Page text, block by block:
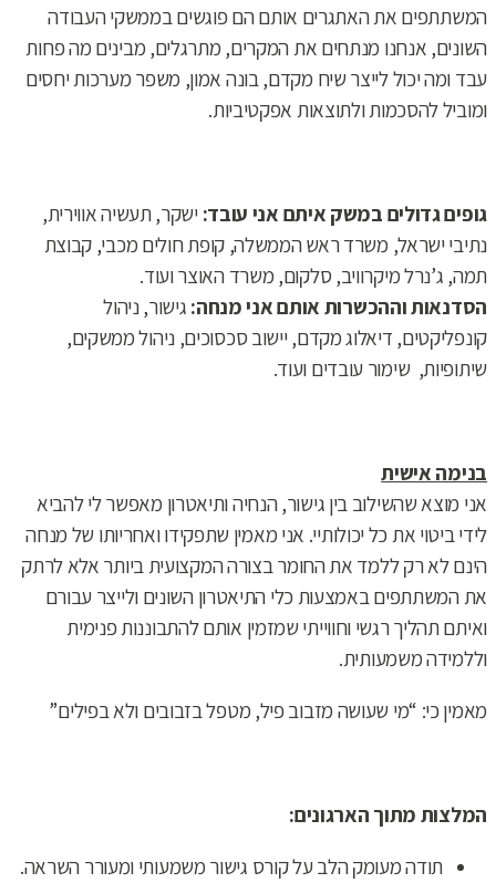
המשתתפים את האתגרים אותם הם פוגשים בממשקי העבודה
השונים, אנחנו מנתחים את המקרים, מתרגלים, מבינים מה פחות
עבד ומה יכול לייצר שיח מקדם, בונה אמון, משפר מערכות יחסים
ומוביל להסכמות ולתוצאות אפקטיביות.
גופים גדולים במשק איתם אני עובד: ישקר, תעשיה אווירית,
נתיבי ישראל, משרד ראש הממשלה, קופת חולים מכבי, קבוצת
תמה, ג’נרל מיקרוויב, סלקום, משרד האוצר ועוד.
הסדנאות וההכשרות אותם אני מנחה: גישור, ניהול
קונפליקטים, דיאלוג מקדם, יישוב סכסוכים, ניהול ממשקים,
שיתופיות, שימור עובדים ועוד.
בנימה אישית
אני מוצא שהשילוב בין גישור, הנחיה ותיאטרון מאפשר לי להביא
לידי ביטוי את כל יכולותיי. אני מאמין שתפקידו ואחריותו של מנחה
הינם לא רק ללמד את החומר בצורה המקצועית ביותר אלא לרתק
את המשתתפים באמצעות כלי התיאטרון השונים ולייצר עבורם
ואיתם תהליך רגשי וחווייתי שמזמין אותם להתבוננות פנימית
וללמידה משמעותית.
מאמין כי: “מי שעושה מזבוב פיל, מטפל בזבובים ולא בפילים”
המלצות מתוך הארגונים:
תודה מעומק הלב על קורס גישור משמעותי ומעורר השראה.